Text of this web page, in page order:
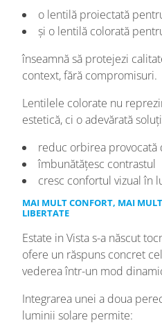
o lentilă proiectată
și o lentilă colorată
înseamnă să protejezi
context, fără compromisuri.
Lentilele colorate nu
estetică, ci o adevărată
reduc orbirea provocată
îmbunătățesc contrastul
cresc confortul vizual în
MAI MULT CONFORT, MAI
LIBERTATE
Estate in Vista s-a născut
ofere un răspuns concret
vederea într-un mod
Integrarea unei a doua
luminii solare permite: